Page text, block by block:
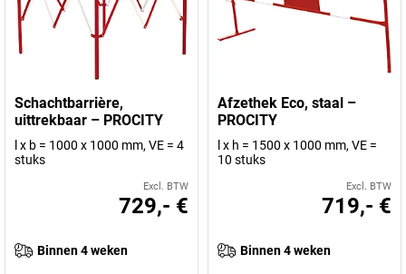
Schachtbarrière,
uittrekbaar – PROCITY
l x b = 1000 x 1000 mm, VE = 4
stuks
Excl. BTW
729,- €
Binnen 4 weken
Afzethek Eco, staal –
PROCITY
l x h = 1500 x 1000 mm, VE =
10 stuks
Excl. BTW
719,- €
Binnen 4 weken